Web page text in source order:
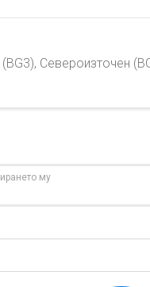
Североизточен
му